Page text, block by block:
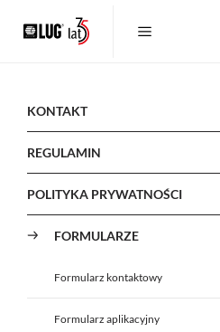
KONTAKT
REGULAMIN
POLITYKA PRYWATNOŚCI
FORMULARZE
Formularz kontaktowy
Formularz aplikacyjny